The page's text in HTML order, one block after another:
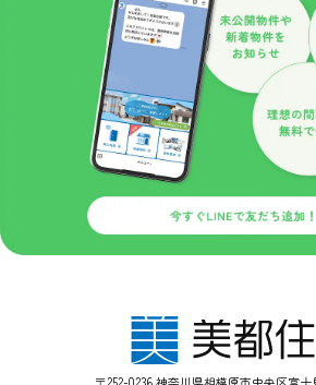
〒252-0236 神奈川県相模原市中央区富士